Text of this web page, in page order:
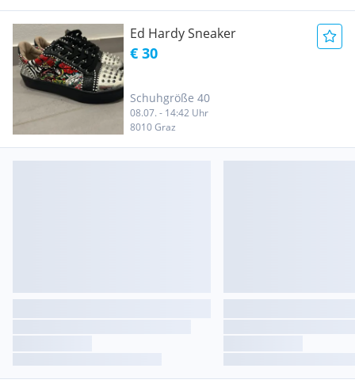
Ed Hardy Sneaker
€ 30
Schuhgröße 40
08.07. - 14:42 Uhr
8010 Graz